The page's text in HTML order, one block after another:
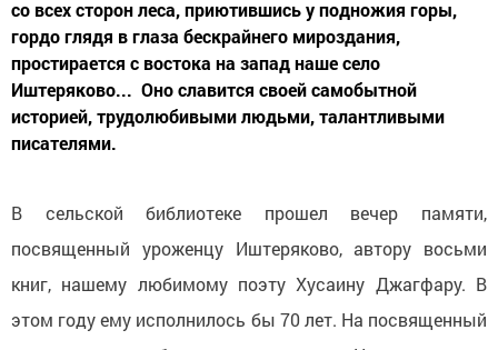
со всех сторон леса, приютившись у подножия горы,
гордо глядя в глаза бескрайнего мироздания,
простирается с востока на запад наше село
Иштеряково... Оно славится своей самобытной
историей, трудолюбивыми людьми, талантливыми
писателями.
В сельской библиотеке прошел вечер памяти,
посвященный уроженцу Иштеряково, автору восьми
книг, нашему любимому поэту Хусаину Джагфару. В
этом году ему исполнилось бы 70 лет. На посвященный